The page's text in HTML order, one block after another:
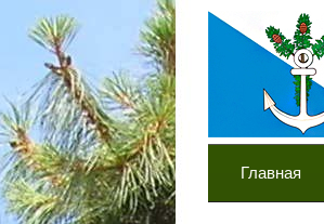
Главная